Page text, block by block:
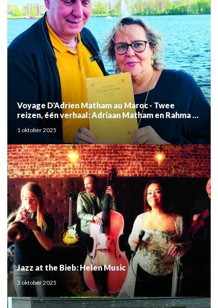
Voyage D'Adrien Matham au Maroc - Twee
reizen, één verhaal: Adriaan Matham en Rahma el
Mouden
1 oktober 2025
Jazz at the Bieb: Helen Music
3 oktober 2025